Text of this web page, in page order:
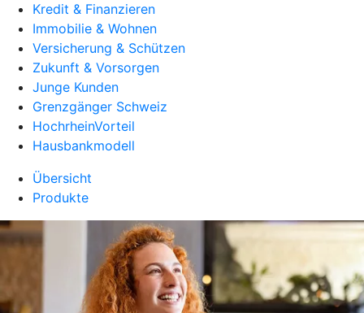
Kredit & Finanzieren
Immobilie & Wohnen
Versicherung & Schützen
Zukunft & Vorsorgen
Junge Kunden
Grenzgänger Schweiz
HochrheinVorteil
Hausbankmodell
Übersicht
Produkte